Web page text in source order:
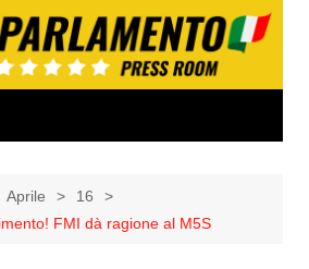
Aprile
16
FMI dà ragione al M5S